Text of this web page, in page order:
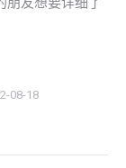
08-18